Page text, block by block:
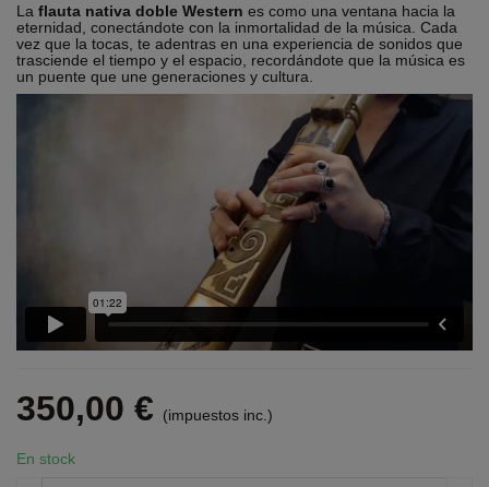
La flauta nativa doble Western es como una ventana hacia la
eternidad, conectándote con la inmortalidad de la música. Cada
vez que la tocas, te adentras en una experiencia de sonidos que
trasciende el tiempo y el espacio, recordándote que la música es
un puente que une generaciones y cultura.
350,00 € (impuestos inc.)
En stock